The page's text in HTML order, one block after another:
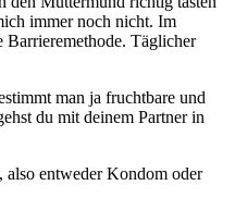
immer noch nicht. Im
Täglicher
man ja fruchtbare und
du mit deinem Partner in
also entweder Kondom oder